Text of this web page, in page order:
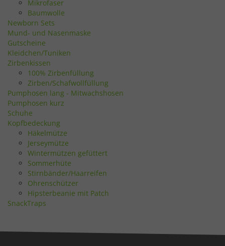
Mikrofaser
Baumwolle
Newborn Sets
Mund- und Nasenmaske
Gutscheine
Kleidchen/Tuniken
Zirbenkissen
100% Zirbenfüllung
Zirben/Schafwollfüllung
Pumphosen lang - Mitwachshosen
Pumphosen kurz
Schuhe
Kopfbedeckung
Häkelmütze
Jerseymütze
Wintermützen gefüttert
Sommerhüte
Stirnbänder/Haarreifen
Ohrenschützer
Hipsterbeanie mit Patch
SnackTraps